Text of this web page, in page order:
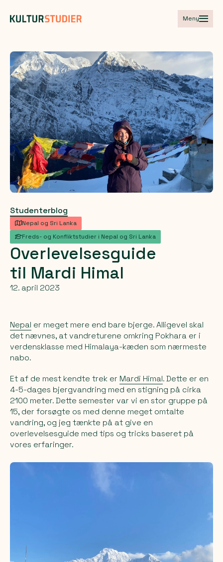
Meny
Studenterblog
Nepal og Sri Lanka
Freds- og Konfliktstudier i Nepal og Sri Lanka
Overlevelsesguide
til Mardi Himal
12. april 2023
Nepal er meget mere end bare bjerge. Alligevel skal
det nævnes, at vandreturene omkring Pokhara er i
verdensklasse med Himalaya-kæden som nærmeste
nabo.
Et af de mest kendte trek er Mardi Himal. Dette er en
4-5-dages bjergvandring med en stigning på cirka
2100 meter. Dette semester var vi en stor gruppe på
15, der forsøgte os med denne meget omtalte
vandring, og jeg tænkte på at give en
overlevelsesguide med tips og tricks baseret på
vores erfaringer.